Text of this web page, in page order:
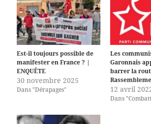
Est-il toujours possible de
manifester en France ? |
ENQUÊTE
30 novembre 2025
Dans "Dérapages"
Les
Garonnais
barrer la
12 avril
Dans